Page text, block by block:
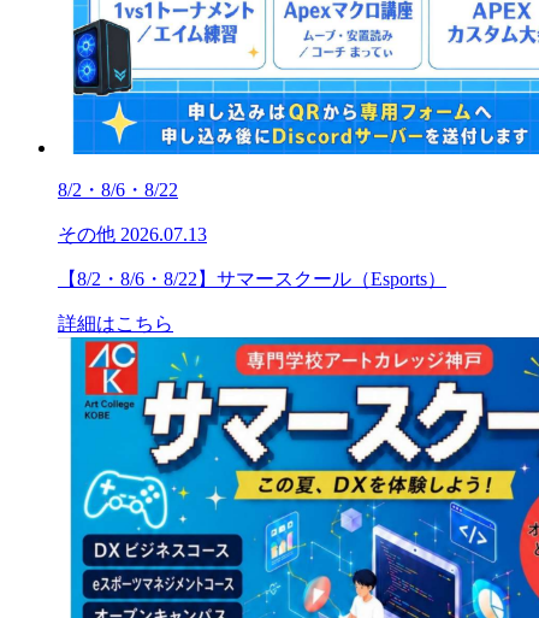
8/2・8/6・8/22
その他 2026.07.13
【8/2・8/6・8/22】サマースクール（Esports）
詳細はこちら